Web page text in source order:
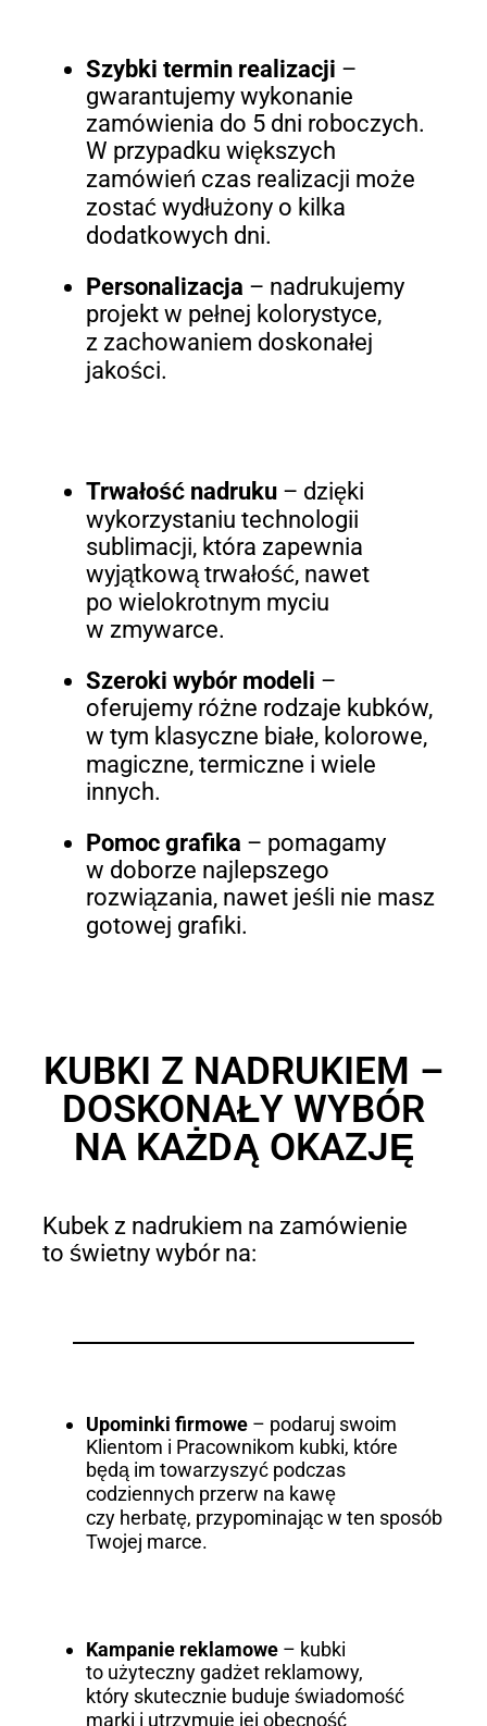
Szybki termin realizacji –
gwarantujemy wykonanie
zamówienia do 5 dni roboczych.
W przypadku większych
zamówień czas realizacji może
zostać wydłużony o kilka
dodatkowych dni.
Personalizacja – nadrukujemy
projekt w pełnej kolorystyce,
z zachowaniem doskonałej
jakości.
Trwałość nadruku– dzięki
wykorzystaniu technologii
sublimacji, która zapewnia
wyjątkową trwałość, nawet
po wielokrotnym myciu
w zmywarce.
Szeroki wybór modeli –
oferujemy różne rodzaje kubków,
w tym klasyczne białe, kolorowe,
magiczne, termiczne i wiele
innych.
Pomoc grafika – pomagamy
w doborze najlepszego
rozwiązania, nawet jeśli nie masz
gotowej grafiki.
KUBKI Z NADRUKIEM –
DOSKONAŁY WYBÓR
NA KAŻDĄ OKAZJĘ
Kubek z nadrukiem na zamówienie
to świetny wybór na:
Upominki firmowe– podaruj swoim
Klientom i Pracownikom kubki, które
będą im towarzyszyć podczas
codziennych przerw na kawę
czy herbatę, przypominając w ten sposób
Twojej marce.
Kampanie reklamowe– kubki
to użyteczny gadżet reklamowy,
który skutecznie buduje świadomość
marki i utrzymuje jej obecność